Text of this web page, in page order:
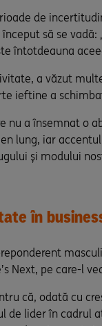
de
să se
întotdeauna
a văzut
ieftine a
nu a însemnat o
lung, iar
și modului
în
Next, pe care-l
că, odată cu
de lider în cadrul